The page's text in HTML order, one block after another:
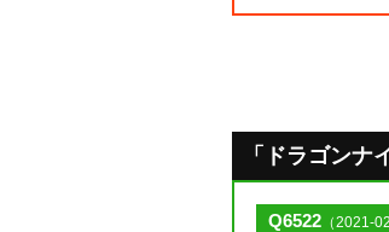
「ドラゴン
Q6522 （2021-